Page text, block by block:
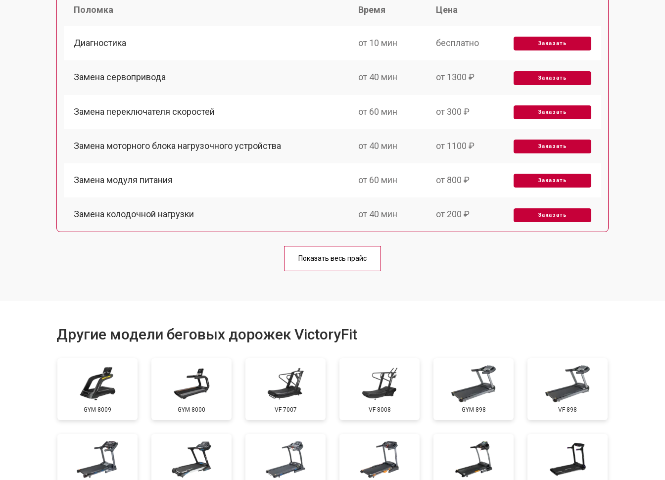
Поломка Время Цена
Диагностика от 10 мин бесплатно Заказать
Замена сервопривода от 40 мин от 1300 ₽ Заказать
Замена переключателя скоростей от 60 мин от 300 ₽ Заказать
Замена моторного блока нагрузочного устройства от 40 мин от 1100 ₽ Заказать
Замена модуля питания от 60 мин от 800 ₽ Заказать
Замена колодочной нагрузки от 40 мин от 200 ₽ Заказать
от 40 мин
Замена основного двигателя от 50 мин от 1500 ₽ Заказать
Обслуживание от 60 мин от 1000 ₽ Заказать
Замена платы управления от 40 мин
Показать весь прайс
Другие модели беговых дорожек VictoryFit
GYM-8009 GYM-8000 VF-7007 VF-8008 GYM-898 VF-898